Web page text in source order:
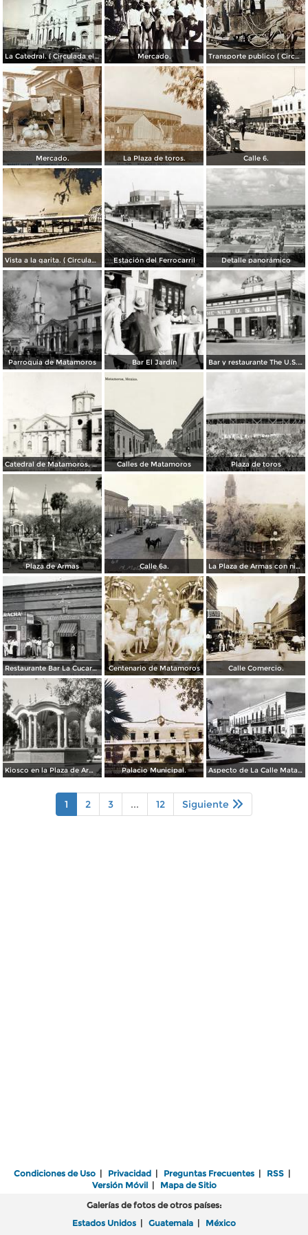
La Catedral. ( Circulada el 6 de Noviembre de 1944 ). Mercado. Transporte publico ( Circulada el 20 de Febrero de 1921 ).
Mercado. La Plaza de toros. Calle 6.
Vista a la garita. ( Circulada el 9 de Julio de 1956 ). Estación del Ferrocarril Detalle panorámico
Parroquia de Matamoros Bar El Jardín Bar y restaurante The U.S. Bar
Catedral de Matamoros, dañada por el huracán del 4 de septiembre de 1933 Calles de Matamoros Plaza de toros
Plaza de Armas Calle 6a. La Plaza de Armas con nieve en los arboles.
Restaurante Bar La Cucaracha ( Circulada el 20 de Febrero de 1948 ). Centenario de Matamoros Calle Comercio.
Kiosco en la Plaza de Armas Palacio Municipal. Aspecto de La Calle Matamoros ( Circulada el 6 de Enero de 1951 ).
1 2 3 ... 12 Siguiente
Condiciones de Uso | Privacidad | Preguntas Frecuentes | RSS |
Versión Móvil| Mapa de Sitio
Galerías de fotos de otros países:
Estados Unidos | Guatemala | México